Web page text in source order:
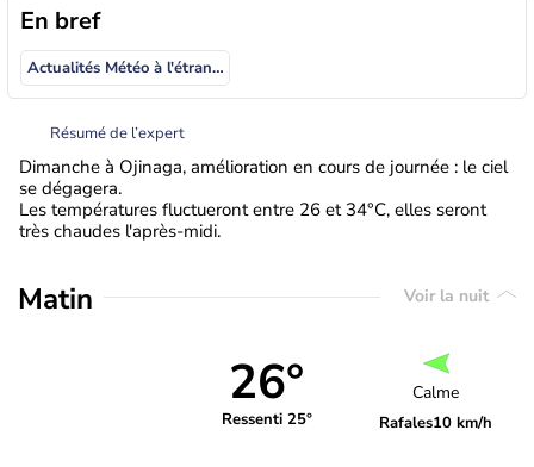
En bref
Actualités Météo à l'étranger
Résumé de l’expert
Dimanche à Ojinaga, amélioration en cours de journée : le ciel
se dégagera.
Les températures fluctueront entre 26 et 34°C, elles seront
très chaudes l'après-midi.
Matin Voir la nuit
26°
Ressenti 25°
Calme
Rafales10 km/h